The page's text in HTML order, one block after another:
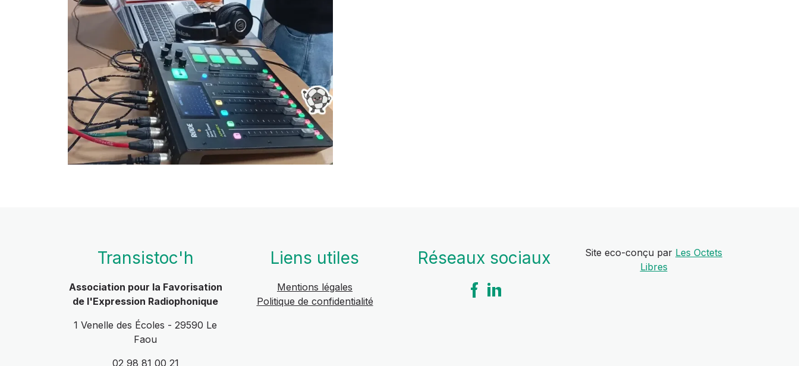
Transistoc'h
Association pour la Favorisation
de l'Expression Radiophonique
1 Venelle des Écoles - 29590 Le
Faou
02 98 81 00 21
Liens utiles
Mentions légales
Politique de confidentialité
Réseaux sociaux Site eco-conçu par Les Octets
Libres